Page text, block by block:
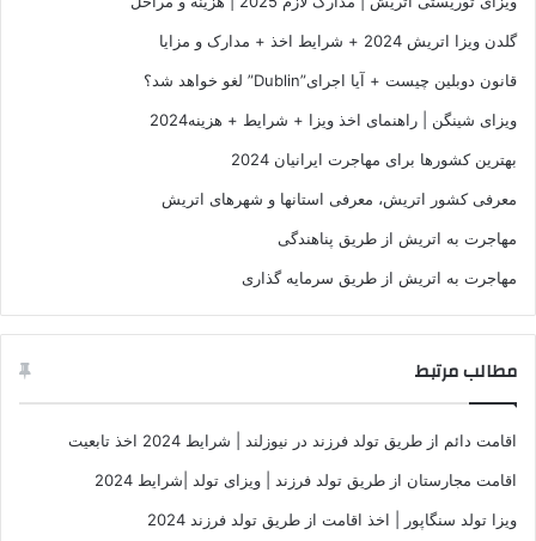
گلدن ویزا اتریش 2024 + شرایط اخذ + مدارک و مزایا
قانون دوبلین چیست + آیا اجرای”Dublin” لغو خواهد شد؟
ویزای شینگن | راهنمای اخذ ویزا + شرایط + هزینه2024
بهترین کشورها برای مهاجرت ایرانیان 2024
معرفی کشور اتریش، معرفی استانها و شهرهای اتریش
مهاجرت به اتریش از طریق پناهندگی
مهاجرت به اتریش از طریق سرمایه گذاری
مطالب مرتبط
اقامت دائم از طریق تولد فرزند در نیوزلند | شرایط 2024 اخذ تابعیت
اقامت مجارستان از طریق تولد فرزند | ویزای تولد |شرایط 2024
ویزا تولد سنگاپور | اخذ اقامت از طریق تولد فرزند 2024